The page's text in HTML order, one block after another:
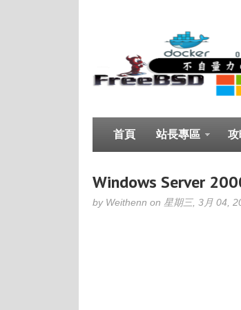
首頁 站長專區 攻
Windows Server
by Weithenn on 星期三, 3月 04,